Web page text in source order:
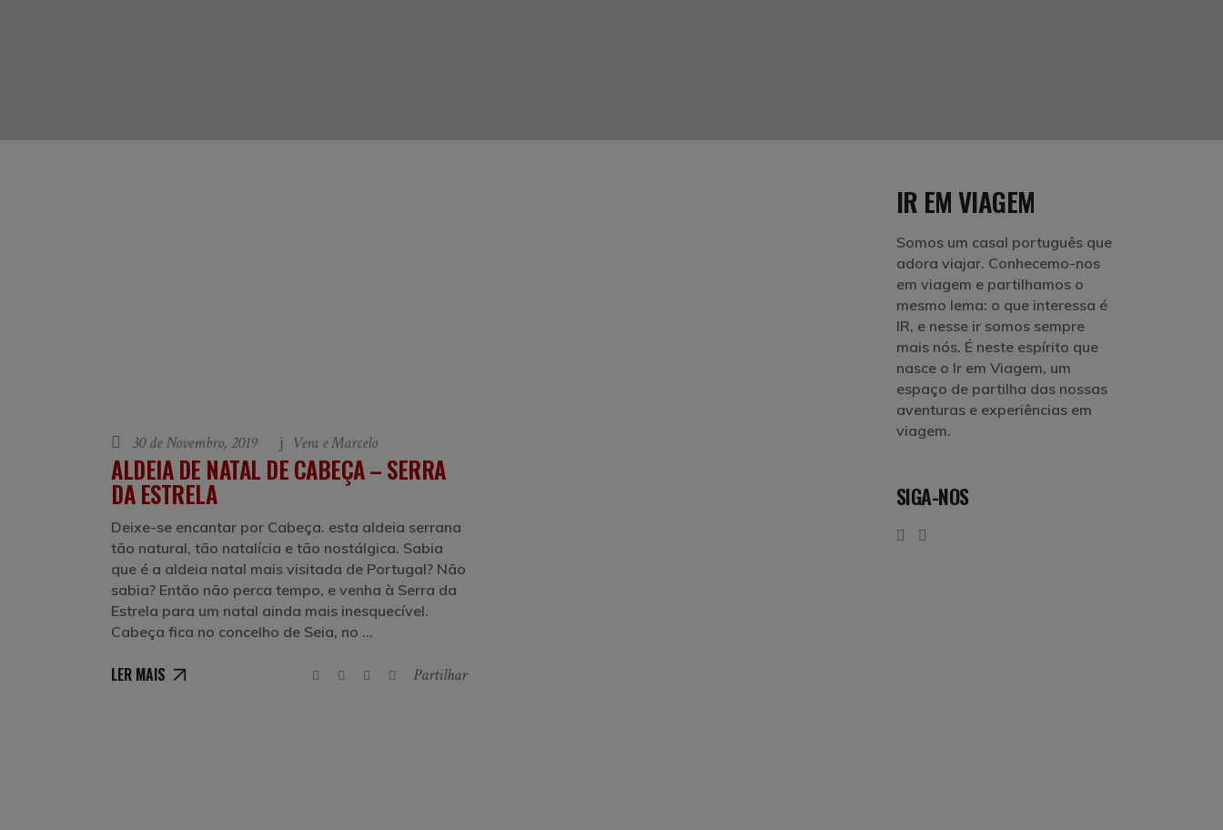
30 de Novembro, 2019 Vera e Marcelo
ALDEIA DE NATAL DE CABEÇA – SERRA
DA ESTRELA
Deixe-se encantar por Cabeça. esta aldeia serrana
tão natural, tão natalícia e tão nostálgica. Sabia
que é a aldeia natal mais visitada de Portugal? Não
sabia? Então não perca tempo, e venha à Serra da
Estrela para um natal ainda mais inesquecível.
Cabeça fica no concelho de Seia, no
LER MAIS Partilhar
IR EM VIAGEM
Somos um casal português que
adora viajar. Conhecemo-nos
em viagem e partilhamos o
mesmo lema: o que interessa é
IR, e nesse ir somos sempre
mais nós. É neste espírito que
nasce o Ir em Viagem, um
espaço de partilha das nossas
aventuras e experiências em
viagem.
SIGA-NOS